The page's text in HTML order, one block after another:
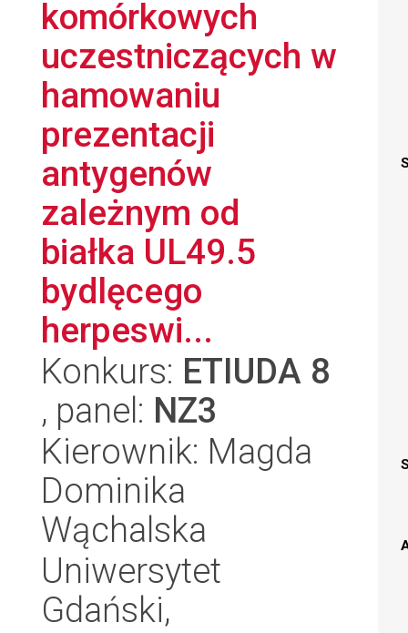
komórkowych
uczestniczących w
hamowaniu
prezentacji
antygenów
zależnym od
białka UL49.5
bydlęcego
herpeswi...
Konkurs: ETIUDA 8
, panel: NZ3
Kierownik: Magda
Dominika
Wąchalska
Uniwersytet
Gdański,